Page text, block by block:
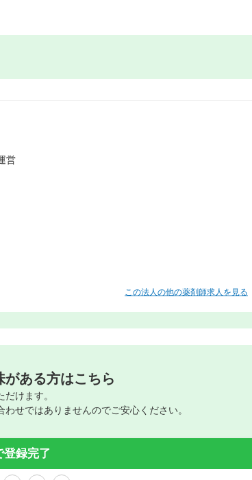
営
この法人の他の薬剤師求人を見る
がある方はこちら
けます。
せではありませんのでご安心ください。
登録完了